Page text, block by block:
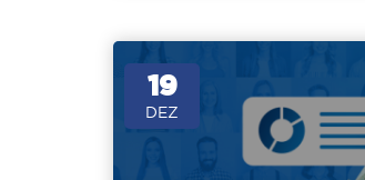
19
DEZ